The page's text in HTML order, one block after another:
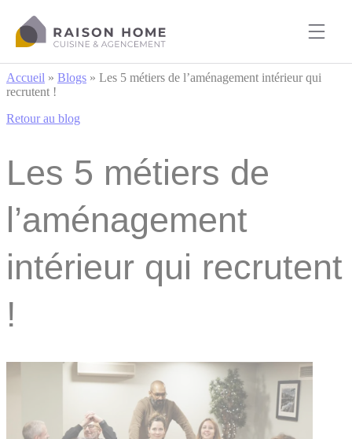
Accueil » Blogs » Les 5 métiers de l’aménagement intérieur qui
recrutent !
Retour au blog
Les 5 métiers de
l’aménagement
intérieur qui recrutent
!